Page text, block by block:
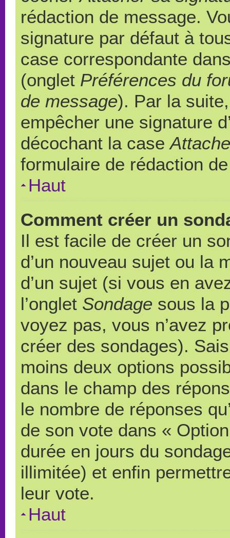
rédaction de message.
signature par défaut à
case correspondante
(onglet Préférences du
de message). Par la
empêcher une signature
décochant la case
formulaire de rédaction
Haut
Comment créer un
Il est facile de créer un
d’un nouveau sujet ou la
d’un sujet (si vous en
l’onglet Sondage sous la
voyez pas, vous n’avez
créer des sondages).
moins deux options
dans le champ des
le nombre de réponses
de son vote dans «
durée en jours du
illimitée) et enfin
leur vote.
Haut